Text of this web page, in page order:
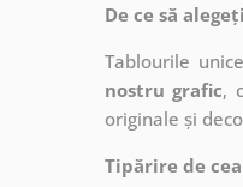
De ce să
Tablourile
nostru grafic,
originale și
Tipărire de